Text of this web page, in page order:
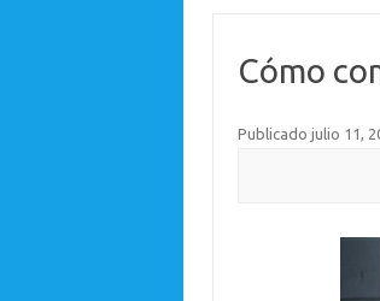
Cómo
Publicado julio 11,